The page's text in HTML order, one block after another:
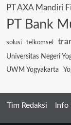
PT AXA Mandiri
PT Bank
solusi telkomsel
Universitas Negeri
UWM Yogyakarta
Tim Redaksi Info